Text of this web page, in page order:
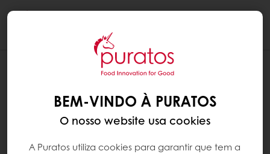
BEM-VINDO À PURATOS
O nosso website usa cookies
A Puratos utiliza cookies para garantir que tem a